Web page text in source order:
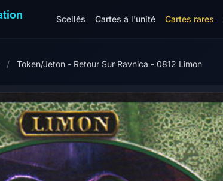
Scellés Cartes à l'unité Cartes rares
/ Token/Jeton - Retour Sur Ravnica - 0812 Limon